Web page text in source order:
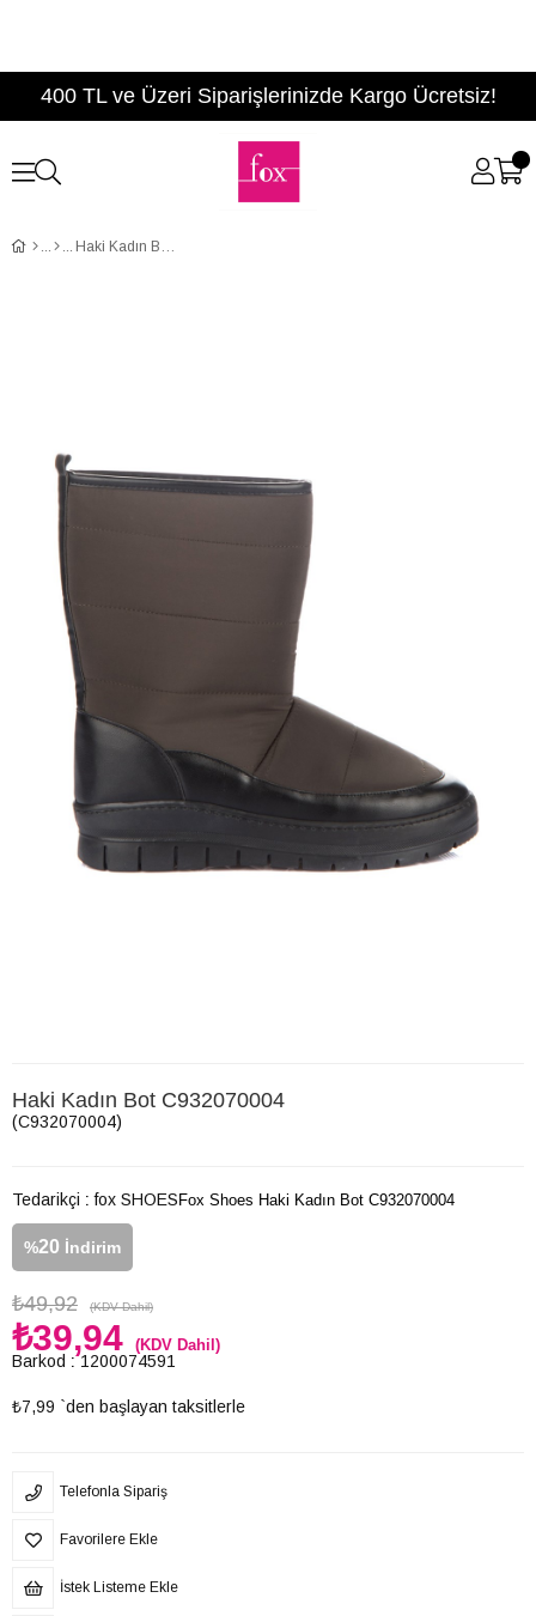
400 TL ve Üzeri Siparişlerinizde Kargo Ücretsiz!
Haki Kadın Bot C932070004
Haki Kadın Bot C932070004
(C932070004)
Tedarikçi : fox SHOES
%20 İndirim
₺49,92 (KDV Dahil)
₺39,94 (KDV Dahil)
Barkod : 1200074591
₺7,99 `den başlayan taksitlerle
Fox Shoes Haki Kadın Bot C932070004
Telefonla Sipariş
Favorilere Ekle
İstek Listeme Ekle